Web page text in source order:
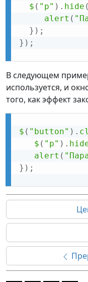
$ ( "p" ) . hide (
alert (
} ) ;
} ) ;
В следующем
используется, и
того, как эффект
$ ( "button" ) .
$ ( "p" ) .
alert (
} ) ;